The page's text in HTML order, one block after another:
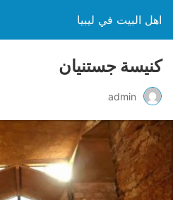
اهل البيت في ليبيا
كنيسة جستنيان
admin